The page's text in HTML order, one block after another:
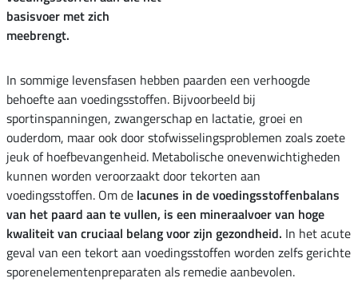
basisvoer met zich
meebrengt.
In sommige levensfasen hebben paarden een verhoogde
behoefte aan voedingsstoffen. Bijvoorbeeld bij
sportinspanningen, zwangerschap en lactatie, groei en
ouderdom, maar ook door stofwisselingsproblemen zoals zoete
jeuk of hoefbevangenheid. Metabolische onevenwichtigheden
kunnen worden veroorzaakt door tekorten aan
voedingsstoffen. Om de lacunes in de voedingsstoffenbalans
van het paard aan te vullen, is een mineraalvoer van hoge
kwaliteit van cruciaal belang voor zijn gezondheid. In het acute
geval van een tekort aan voedingsstoffen worden zelfs gerichte
sporenelementenpreparaten als remedie aanbevolen.